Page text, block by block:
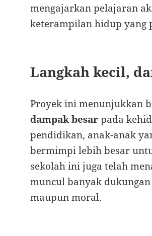
mengajarkan pelajaran
keterampilan hidup yang
Langkah kecil,
Proyek ini menunjukkan
dampak besarpada
pendidikan, anak-anak
bermimpi lebih besar
sekolah ini juga telah
muncul banyak
maupun moral.